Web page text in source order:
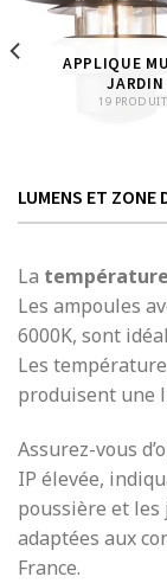
APPLIQUE
JARDIN
19
LUMENS ET ZONE
La
Les ampoules
6000K, sont
Les
produisent une
Assurez-vous
IP élevée,
poussière et les
adaptées aux
France.